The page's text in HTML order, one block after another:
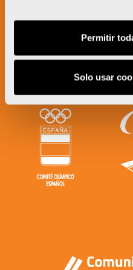
Permitir
Solo usar